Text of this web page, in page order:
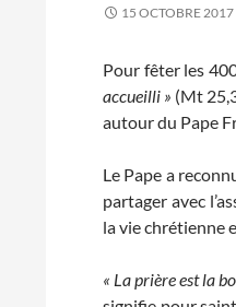
15 OCTOBRE 2017
Pour fêter les
accueilli » (Mt
autour du Pape
Le Pape a
partager avec
la vie chrétienne
« La prière est la